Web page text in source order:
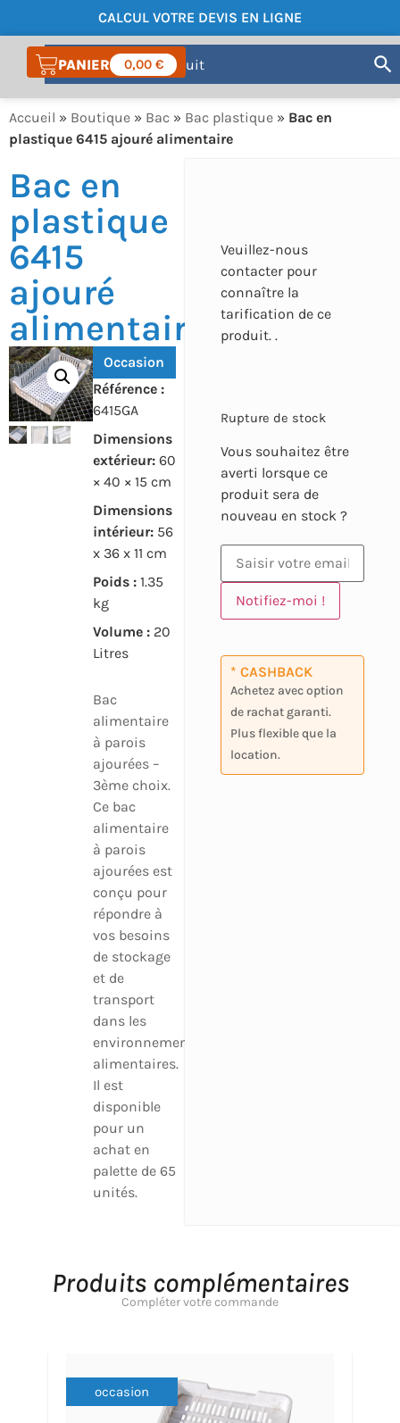
CALCUL VOTRE DEVIS EN LIGNE
COMPTE 0,00 €
Accueil » Boutique » Bac » Bac plastique » Bac en
plastique 6415 ajouré alimentaire
Bac en
plastique
6415
ajouré
alimentaire
Occasion
Référence :
6415GA
Dimensions
extérieur:60
× 40 × 15 cm
Dimensions
intérieur:56
x 36 x 11 cm
Poids :1.35
kg
Volume :20
Litres
Bac
alimentaire
à parois
ajourées –
3ème choix.
Ce bac
alimentaire
à parois
ajourées est
conçu pour
répondre à
vos besoins
de stockage
et de
transport
dans les
environnements
alimentaires.
Il est
disponible
pour un
achat en
palette de 65
unités.
Veuillez-nous
contacter pour
connaître la
tarification de ce
produit. .
Rupture de stock
Vous souhaitez être
averti lorsque ce
produit sera de
nouveau en stock ?
Notifiez-moi !
* CASHBACK
Achetez avec option
de rachat garanti.
Plus flexible que la
location.
Produits complémentaires
Compléter votre commande
occasion